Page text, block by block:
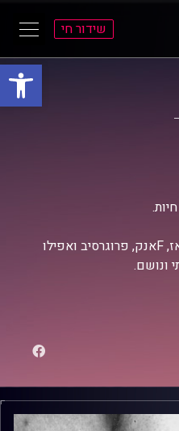
פתח
שידור חי
ג'אם, רוק, בלוז, bluegrass, ג'אז, Fאנק, פרוגרסיב ואפילו
ונושם.